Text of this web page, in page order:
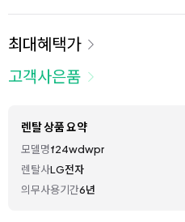
최대혜택가
고객사은품
렌탈 상품 요약
모델명f24wdwpr
렌탈사LG전자
의무사용기간6년